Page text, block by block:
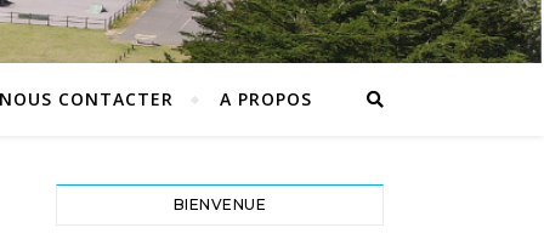
NOUS CONTACTER A PROPOS
BIENVENUE